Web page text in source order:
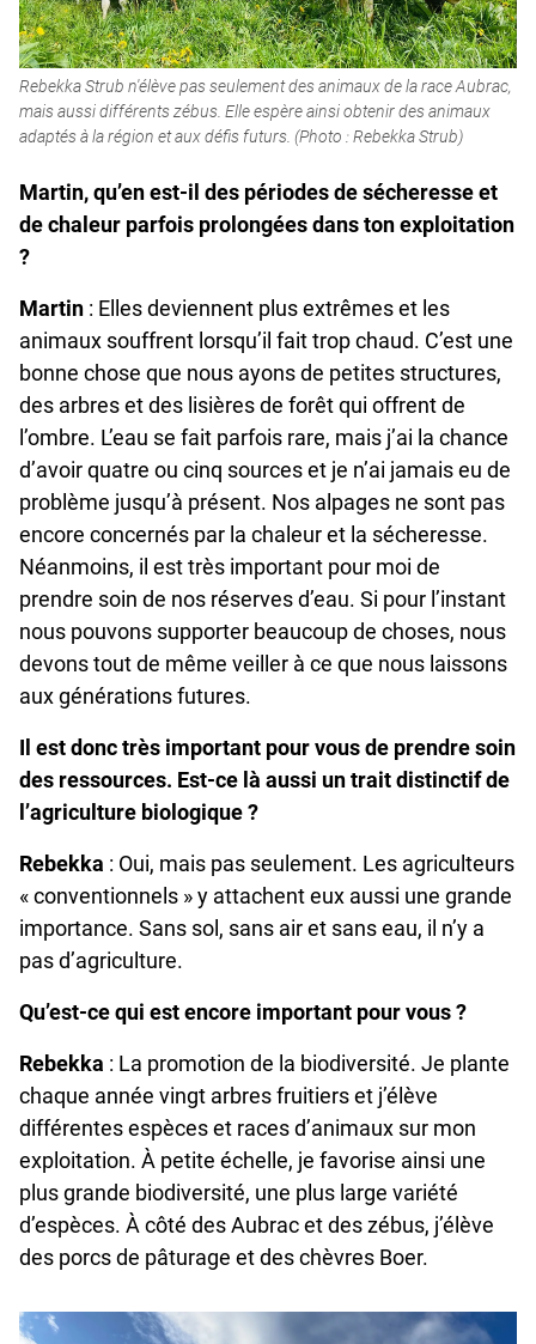
Rebekka Strub n'élève pas seulement des animaux de la race Aubrac,
mais aussi différents zébus. Elle espère ainsi obtenir des animaux
adaptés à la région et aux défis futurs. (Photo : Rebekka Strub)
Martin, qu’en est-il des périodes de sécheresse et
de chaleur parfois prolongées dans ton exploitation
?
Martin : Elles deviennent plus extrêmes et les
animaux souffrent lorsqu’il fait trop chaud. C’est une
bonne chose que nous ayons de petites structures,
des arbres et des lisières de forêt qui offrent de
l’ombre. L’eau se fait parfois rare, mais j’ai la chance
d’avoir quatre ou cinq sources et je n’ai jamais eu de
problème jusqu’à présent. Nos alpages ne sont pas
encore concernés par la chaleur et la sécheresse.
Néanmoins, il est très important pour moi de
prendre soin de nos réserves d’eau. Si pour l’instant
nous pouvons supporter beaucoup de choses, nous
devons tout de même veiller à ce que nous laissons
aux générations futures.
Il est donc très important pour vous de prendre soin
des ressources. Est-ce là aussi un trait distinctif de
l’agriculture biologique ?
Rebekka : Oui, mais pas seulement. Les agriculteurs
« conventionnels » y attachent eux aussi une grande
importance. Sans sol, sans air et sans eau, il n’y a
pas d’agriculture.
Qu’est-ce qui est encore important pour vous ?
Rebekka : La promotion de la biodiversité. Je plante
chaque année vingt arbres fruitiers et j’élève
différentes espèces et races d’animaux sur mon
exploitation. À petite échelle, je favorise ainsi une
plus grande biodiversité, une plus large variété
d’espèces. À côté des Aubrac et des zébus, j’élève
des porcs de pâturage et des chèvres Boer.